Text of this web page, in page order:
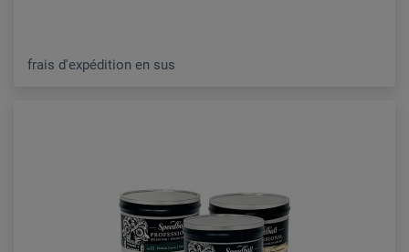
frais d'expédition en sus